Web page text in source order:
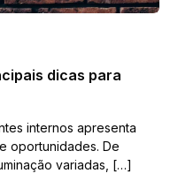
dicas para
internos apresenta
oportunidades. De
variadas, […]